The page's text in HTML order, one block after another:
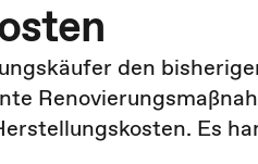
den
Es